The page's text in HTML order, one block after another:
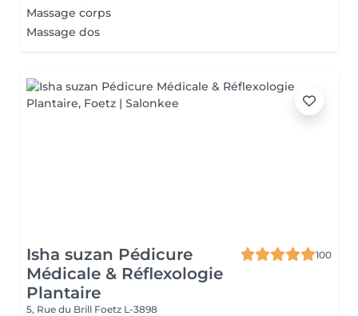
Massage corps
Massage dos
Isha suzan Pédicure
Médicale & Réflexologie
Plantaire
100
5, Rue du Brill Foetz L-3898